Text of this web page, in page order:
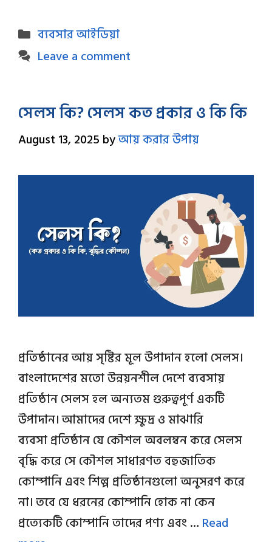
Categories
ব্যবসার আইডিয়া
Leave a comment
সেলস কি? সেলস কত প্রকার ও কি কি
August 13, 2025 byআয় করার উপায়
প্রতিষ্ঠানের আয় সৃষ্টির মূল উপাদান হলো সেলস।
বাংলাদেশের মতো উন্নয়নশীল দেশে ব্যবসায়
প্রতিষ্ঠান সেলস হল অন্যতম গুরুত্বপূর্ণ একটি
উপাদান। আমাদের দেশে ক্ষুদ্র ও মাঝারি
ব্যবসা প্রতিষ্ঠান যে কৌশল অবলম্বন করে সেলস
বৃদ্ধি করে সে কৌশল সাধারণত বহুজাতিক
কোম্পানি এবং শিল্প প্রতিষ্ঠানগুলো অনুসরণ করে
না। তবে যে ধরনের কোম্পানি হোক না কেন
প্রত্যেকটি কোম্পানি তাদের পণ্য এবং …Read